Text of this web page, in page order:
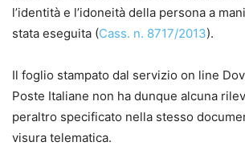
l’identità e l’idoneità della persona a
stata eseguita (Cass. n. 8717/2013).
Il foglio stampato dal servizio on line
Poste Italiane non ha dunque alcuna
peraltro specificato nella stesso
visura telematica.